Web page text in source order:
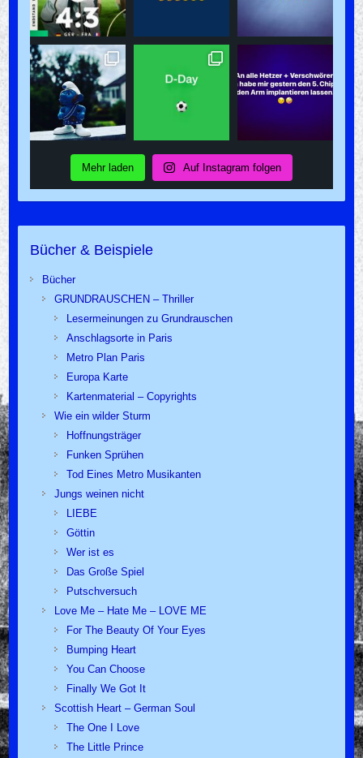
Mehr laden Auf Instagram folgen
Bücher & Beispiele
Bücher
GRUNDRAUSCHEN – Thriller
Lesermeinungen zu Grundrauschen
Anschlagsorte in Paris
Metro Plan Paris
Europa Karte
Kartenmaterial – Copyrights
Wie ein wilder Sturm
Hoffnungsträger
Funken Sprühen
Tod Eines Metro Musikanten
Jungs weinen nicht
LIEBE
Göttin
Wer ist es
Das Große Spiel
Putschversuch
Love Me – Hate Me – LOVE ME
For The Beauty Of Your Eyes
Bumping Heart
You Can Choose
Finally We Got It
Scottish Heart – German Soul
The One I Love
The Little Prince